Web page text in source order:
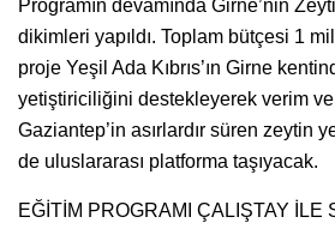
Programın devamında Girne’nin
dikimleri yapıldı. Toplam bütçesi 1
proje Yeşil Ada Kıbrıs’ın Girne
yetiştiriciliğini destekleyerek verim ve
Gaziantep’in asırlardır süren zeytin
de uluslararası platforma taşıyacak.
EĞİTİM PROGRAMI ÇALIŞTAY İLE